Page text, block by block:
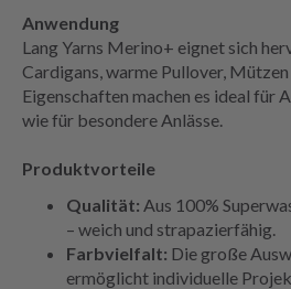
Anwendung
Lang Yarns Merino+ eignet sich
Cardigans, warme Pullover, Mützen
Eigenschaften machen es ideal für
wie für besondere Anlässe.
Produktvorteile
Qualität: Aus 100%
– weich und strapazierfähig.
Farbvielfalt: Die große
ermöglicht individuelle